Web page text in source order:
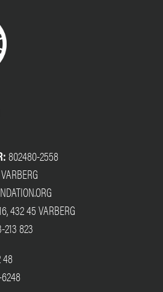
802480-2558
VARBERG
432 45 VARBERG
823